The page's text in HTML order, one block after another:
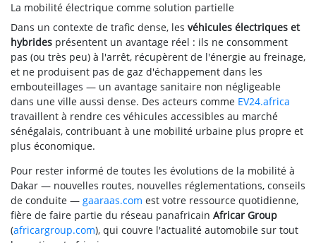
La mobilité électrique comme solution partielle
Dans un contexte de trafic dense, les véhicules électriques et
hybrides présentent un avantage réel : ils ne consomment
pas (ou très peu) à l'arrêt, récupèrent de l'énergie au freinage,
et ne produisent pas de gaz d'échappement dans les
embouteillages — un avantage sanitaire non négligeable
dans une ville aussi dense. Des acteurs comme EV24.africa
travaillent à rendre ces véhicules accessibles au marché
sénégalais, contribuant à une mobilité urbaine plus propre et
plus économique.
Pour rester informé de toutes les évolutions de la mobilité à
Dakar — nouvelles routes, nouvelles réglementations, conseils
de conduite — gaaraas.com est votre ressource quotidienne,
fière de faire partie du réseau panafricain Africar Group
(africargroup.com), qui couvre l'actualité automobile sur tout